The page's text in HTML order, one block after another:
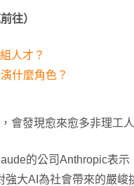
往）
人才？
什麼角色？
會發現愈來愈多非理工
的公司Anthropic表
強大AI為社會帶來的嚴